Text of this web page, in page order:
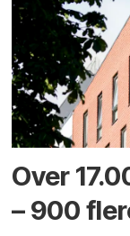
Over
– 900